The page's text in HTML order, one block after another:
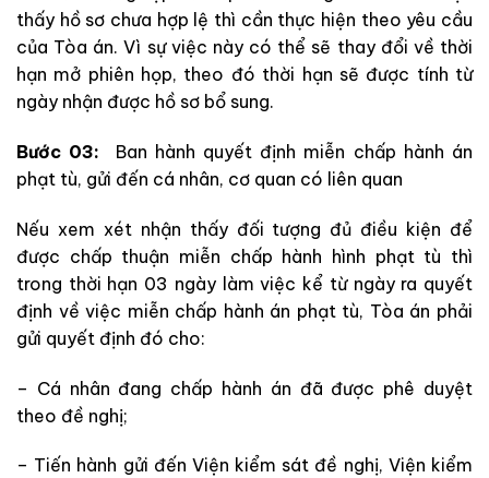
thấy hồ sơ chưa hợp lệ thì cần thực hiện theo yêu cầu
của Tòa án. Vì sự việc này có thể sẽ thay đổi về thời
hạn mở phiên họp, theo đó thời hạn sẽ được tính từ
ngày nhận được hồ sơ bổ sung.
Bước 03: Ban hành quyết định miễn chấp hành án
phạt tù, gửi đến cá nhân, cơ quan có liên quan
Nếu xem xét nhận thấy đối tượng đủ điều kiện để
được chấp thuận miễn chấp hành hình phạt tù thì
trong thời hạn 03 ngày làm việc kể từ ngày ra quyết
định về việc miễn chấp hành án phạt tù, Tòa án phải
gửi quyết định đó cho:
– Cá nhân đang chấp hành án đã được phê duyệt
theo đề nghị;
– Tiến hành gửi đến Viện kiểm sát đề nghị, Viện kiểm